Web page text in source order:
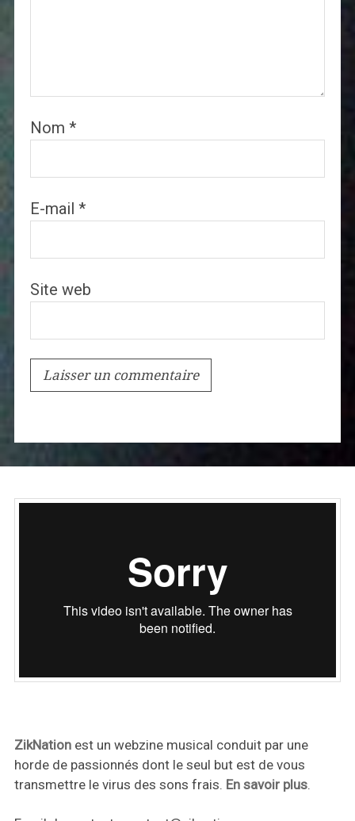
Nom *
E-mail *
Site web
ZikNationest un webzine musical conduit par une
horde de passionnés dont le seul but est de vous
transmettre le virus des sons frais. En savoir plus.